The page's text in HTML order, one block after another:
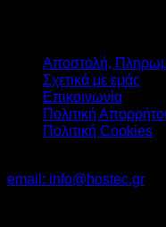
Αποστολή,
Σχετικά με εμάς
Επικοινωνία
Πολιτική
Πολιτική Cookies
email: info@hostec.gr